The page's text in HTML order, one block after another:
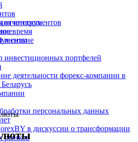
инструментов
время
и снятие
отчетность
инвестиционных портфелей
деятельности форекс-компании в
персональных данных
в дискуссии о трансформации
рынков